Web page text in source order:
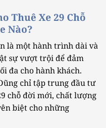
Thuê Xe 29 Chỗ
Nào?
là một hành trình dài và
sự vượt trội để đảm
đa cho hành khách.
chỉ tập trung đầu tư
chỗ đời mới, chất lượng
biệt cho những